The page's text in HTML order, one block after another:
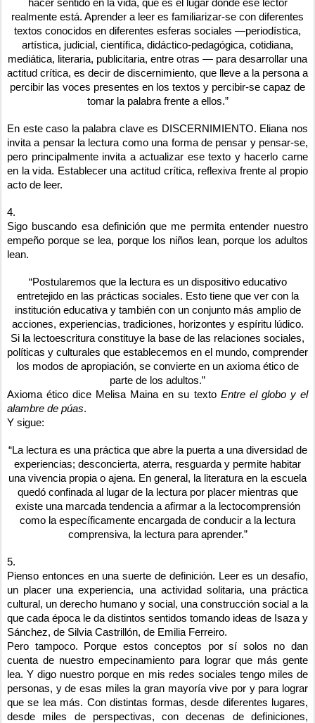
hacer sentido en la vida, que es el lugar donde ese lector
realmente está. Aprender a leer es familiarizar-se con diferentes
textos conocidos en diferentes esferas sociales —periodística,
artística, judicial, científica, didáctico-pedagógica, cotidiana,
mediática, literaria, publicitaria, entre otras — para desarrollar una
actitud crítica, es decir de discernimiento, que lleve a la persona a
percibir las voces presentes en los textos y percibir-se capaz de
tomar la palabra frente a ellos.”
En este caso la palabra clave es DISCERNIMIENTO. Eliana nos
invita a pensar la lectura como una forma de pensar y pensar-se,
pero principalmente invita a actualizar ese texto y hacerlo carne
en la vida. Establecer una actitud crítica, reflexiva frente al propio
acto de leer.
4.
Sigo buscando esa definición que me permita entender nuestro
empeño porque se lea, porque los niños lean, porque los adultos
lean.
“Postularemos que la lectura es un dispositivo educativo
entretejido en las prácticas sociales. Esto tiene que ver con la
institución educativa y también con un conjunto más amplio de
acciones, experiencias, tradiciones, horizontes y espíritu lúdico.
Si la lectoescritura constituye la base de las relaciones sociales,
políticas y culturales que establecemos en el mundo, comprender
los modos de apropiación, se convierte en un axioma ético de
parte de los adultos.”
Axioma ético dice Melisa Maina en su texto Entre el globo y el
alambre de púas.
Y sigue:
“La lectura es una práctica que abre la puerta a una diversidad de
experiencias; desconcierta, aterra, resguarda y permite habitar
una vivencia propia o ajena. En general, la literatura en la escuela
quedó confinada al lugar de la lectura por placer mientras que
existe una marcada tendencia a afirmar a la lectocomprensión
como la específicamente encargada de conducir a la lectura
comprensiva, la lectura para aprender.”
5.
Pienso entonces en una suerte de definición. Leer es un desafío,
un placer una experiencia, una actividad solitaria, una práctica
cultural, un derecho humano y social, una construcción social a la
que cada época le da distintos sentidos tomando ideas de Isaza y
Sánchez, de Silvia Castrillón, de Emilia Ferreiro.
Pero tampoco. Porque estos conceptos por sí solos no dan
cuenta de nuestro empecinamiento para lograr que más gente
lea. Y digo nuestro porque en mis redes sociales tengo miles de
personas, y de esas miles la gran mayoría vive por y para lograr
que se lea más. Con distintas formas, desde diferentes lugares,
desde miles de perspectivas, con decenas de definiciones,